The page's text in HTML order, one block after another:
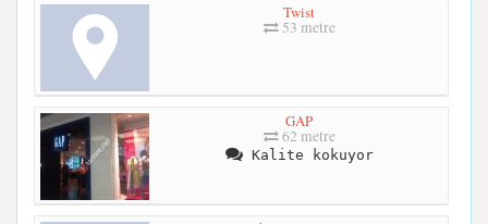
Twist
53 metre
GAP
62 metre
Kalite kokuyor